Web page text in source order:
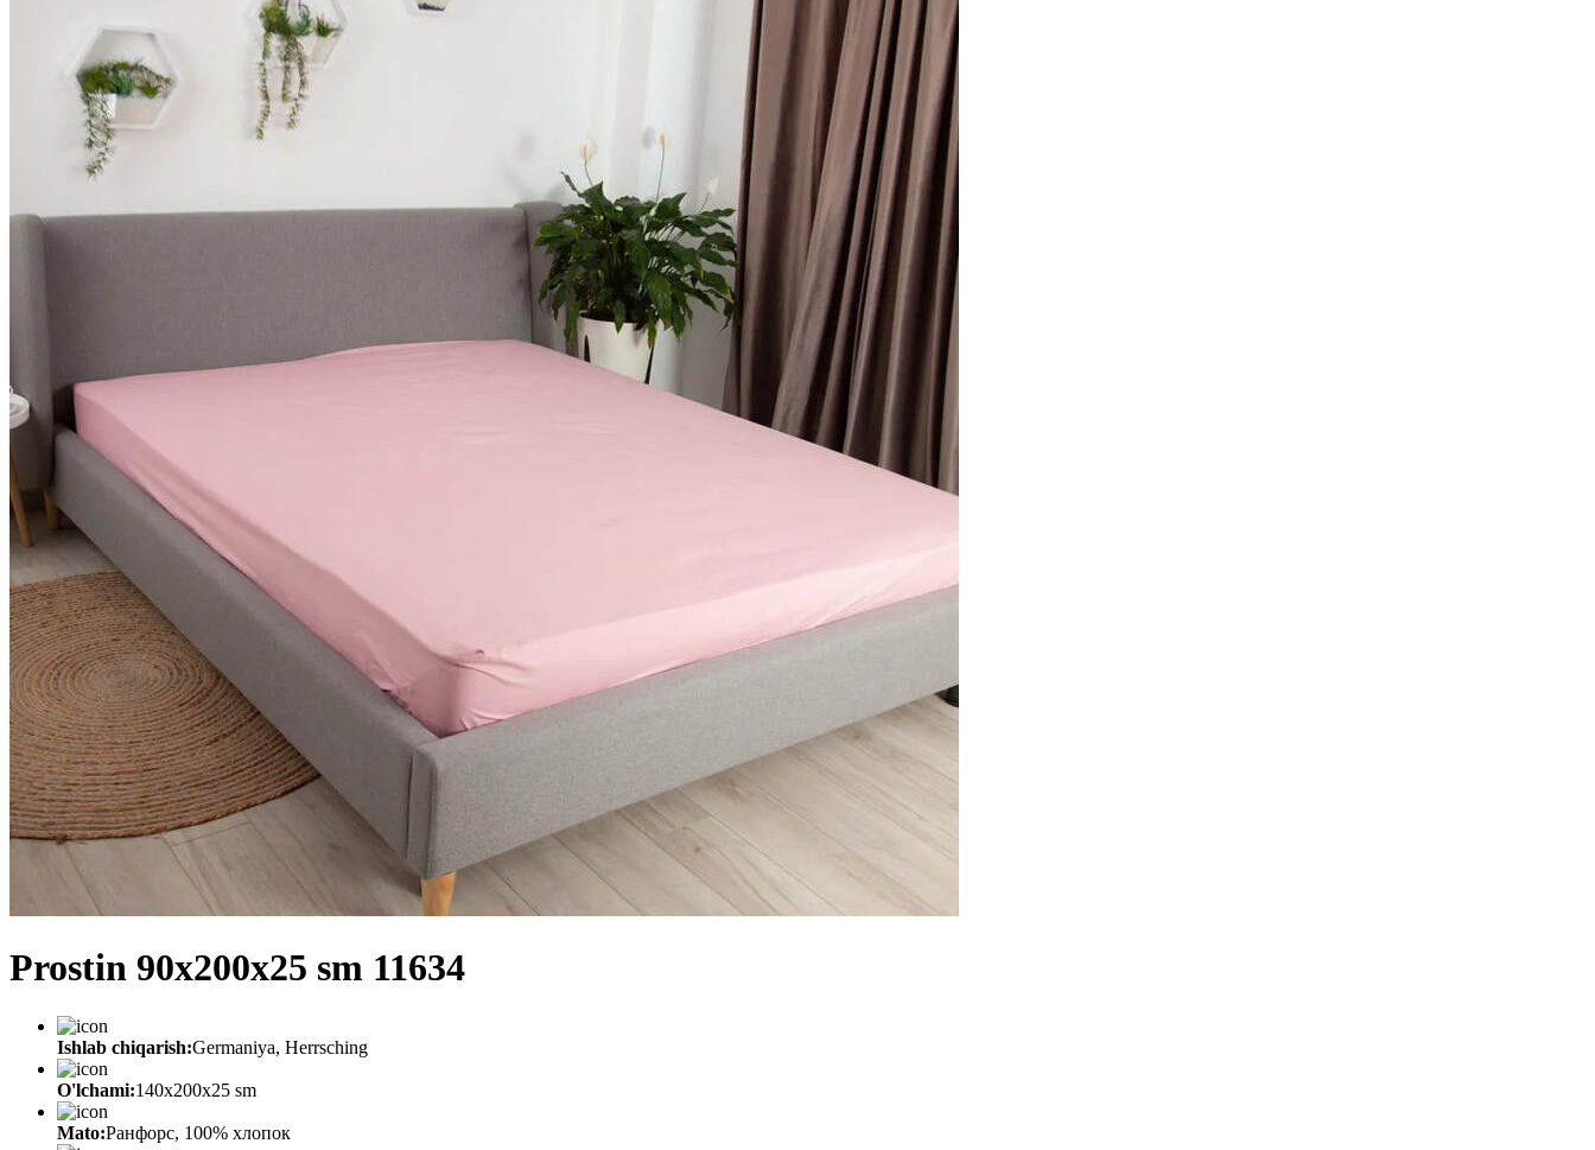
Prostin 90x200x25 sm 11634
Ishlab chiqarish:Germaniya, Herrsching
O'lchami:140x200x25 sm
Mato:Ранфорс, 100% хлопок